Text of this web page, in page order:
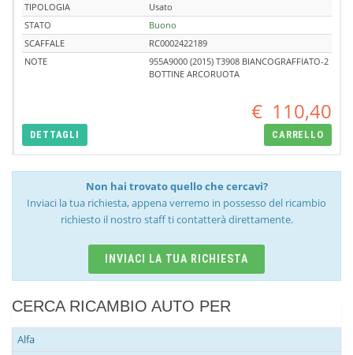
TIPOLOGIA
Usato
STATO
Buono
SCAFFALE
RC0002422189
NOTE
955A9000 (2015) T3908 BIANCOGRAFFIATO-2
BOTTINE ARCORUOTA
€ 110,40
DETTAGLI CARRELLO
Non hai trovato quello che cercavi?
Inviaci la tua richiesta, appena verremo in possesso del ricambio
richiesto il nostro staff ti contatterà direttamente.
INVIACI LA TUA RICHIESTA
CERCA RICAMBIO AUTO PER
Alfa